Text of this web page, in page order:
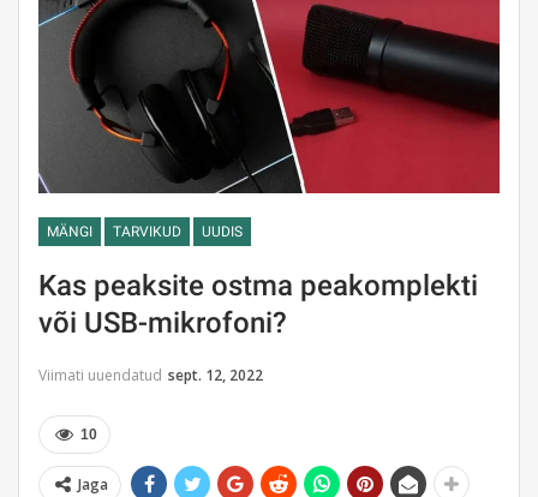
MÄNGI TARVIKUD UUDIS
Kas peaksite ostma peakomplekti
või USB-mikrofoni?
Viimati uuendatud sept. 12, 2022
10
Jaga